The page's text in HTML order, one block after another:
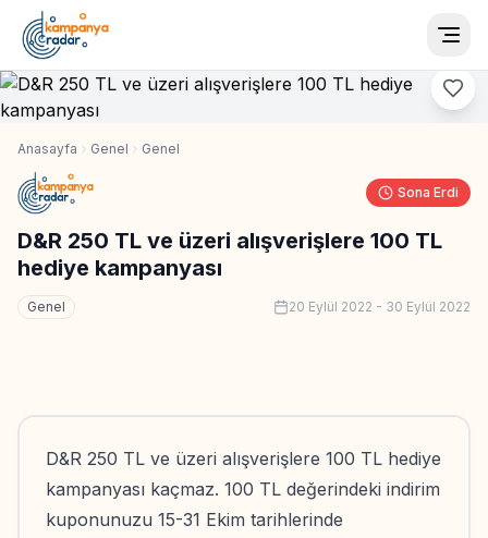
Anasayfa Genel Genel
Sona Erdi
D&R 250 TL ve üzeri alışverişlere 100 TL
hediye kampanyası
Genel 20 Eylül 2022 - 30 Eylül 2022
D&R 250 TL ve üzeri alışverişlere 100 TL hediye
kampanyası kaçmaz. 100 TL değerindeki indirim
kuponunuzu 15-31 Ekim tarihlerinde